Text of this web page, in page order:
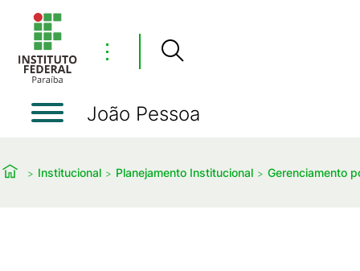
⋮
João Pessoa
Institucional Planejamento Institucional Gerenciamento